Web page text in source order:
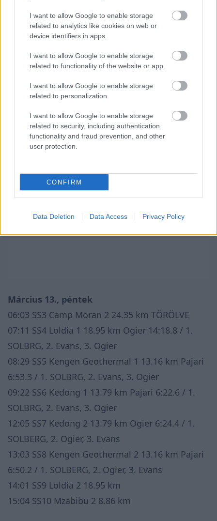
I want to allow Google to enable storage
related to analytics like cookies on web or
device identifiers in apps.
I want to allow Google to enable storage
related to functionality of the website or app.
I want to allow Google to enable storage
related to personalization.
I want to allow Google to enable storage
related to security, including authentication
functionality and fraud prevention, and other
user protection.
CONFIRM
Data Deletion Data Access Privacy Policy
Szafari Rally 2026, időterv (magyar idő szerint)
14:05 SS1Camp Moran 1 24.35 km Solberg
15:23SS2Mzabibu 1 8.86 km Ogier 7:18.2 / 1.
Március 13., péntek
06:03 SS3 Camp Moran 2 24.35 km TÖRÖLVE
07:11 SS4 Loldia 1 18.95 km Ogier 14:18.8 / 1.
SOLBRG, 2. Evans, 3. Ogier
08:29 SS5 Kengen Geothermal 1 13.16 km Pajari
6:53.3 / 1. SOLBRG, 2. Evans, 3. Ogier
09:22 SS6 Kedong 1 13.79 km Pajari 6:22.6 / 1.
SOLBRG, 2. Evans, 3. Ogier
12:05 SS7 Kedong 2 13.79 km Ogier 6:24.4 / 1.
SOLBERG, 2. Ogier, 3. Evans
13:03 SS8 Kengen Geothermal 2 13.16 km Pajari
6:50.2 / 1. SOLBERG, 2. Ogier, 3. Evans
14:01 SS9 Loldia 2 18.95 km
15:04 SS10 Mzabibu 2 8.86 km